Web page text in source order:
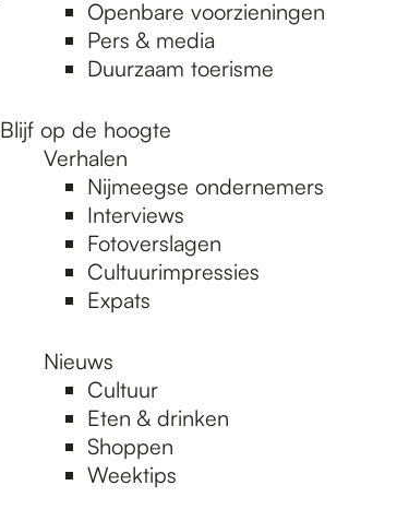
Openbare voorzieningen
Pers & media
Duurzaam toerisme
Blijf op de hoogte
Verhalen
Nijmeegse ondernemers
Interviews
Fotoverslagen
Cultuurimpressies
Expats
Nieuws
Cultuur
Eten & drinken
Shoppen
Weektips